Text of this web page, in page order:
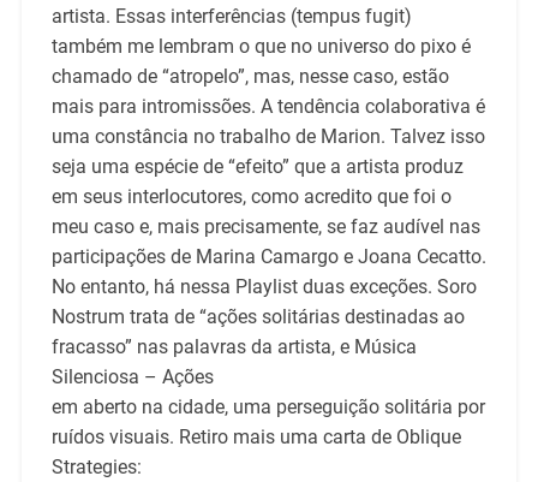
artista. Essas interferências (tempus fugit)
também me lembram o que no universo do pixo é
chamado de “atropelo”, mas, nesse caso, estão
mais para intromissões. A tendência colaborativa é
uma constância no trabalho de Marion. Talvez isso
seja uma espécie de “efeito” que a artista produz
em seus interlocutores, como acredito que foi o
meu caso e, mais precisamente, se faz audível nas
participações de Marina Camargo e Joana Cecatto.
No entanto, há nessa Playlist duas exceções. Soro
Nostrum trata de “ações solitárias destinadas ao
fracasso” nas palavras da artista, e Música
Silenciosa – Ações
em aberto na cidade, uma perseguição solitária por
ruídos visuais. Retiro mais uma carta de Oblique
Strategies: